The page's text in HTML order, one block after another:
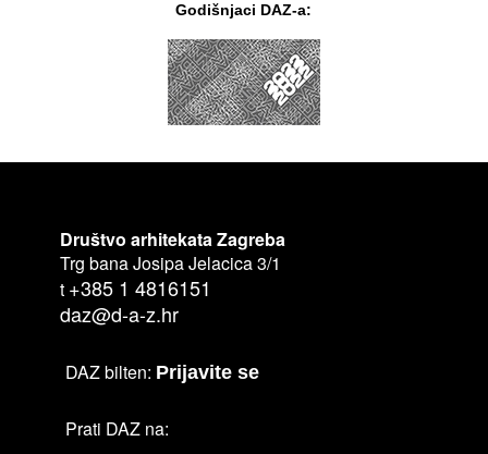
Godišnjaci DAZ-a:
Društvo arhitekata Zagreba
Trg bana Josipa Jelacica 3/1
t +385 1 4816151
daz@d-a-z.hr
DAZ bilten: Prijavite se
Prati DAZ na: